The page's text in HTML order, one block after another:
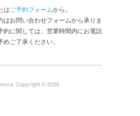
はご予約フォームから。
はお問い合わせフォームから承りま
約に関しては、営業時間内にお電話
ご了承ください。
Copyright © 2026